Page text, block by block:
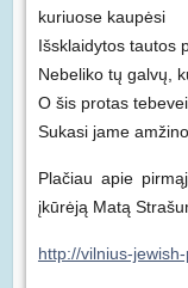
kuriuose kaupėsi
Išsklaidytos tautos
Nebeliko tų galvų,
O šis protas
Sukasi jame
Plačiau apie
įkūrėją Matą
http://vilnius-